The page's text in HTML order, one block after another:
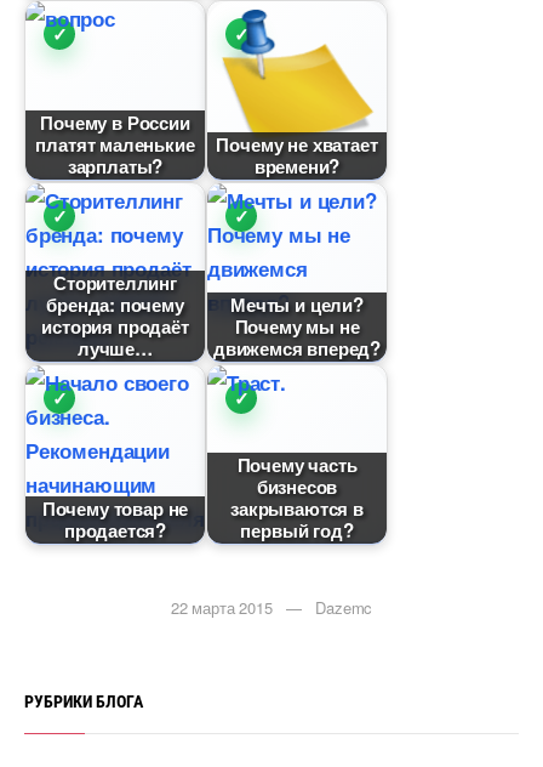
Почему в России
платят маленькие
зарплаты?
Почему не хватает
ремени?
Сторителлин
ренда: почему
история продаёт
лучше
Мечты и цели?
Почему мы не
движемся вперед?
Почему товар не
продается?
Почему часть
изнесо
закрываются
первый год?
22 марта 2015 — Dazemc
РУБРИКИ БЛОГА